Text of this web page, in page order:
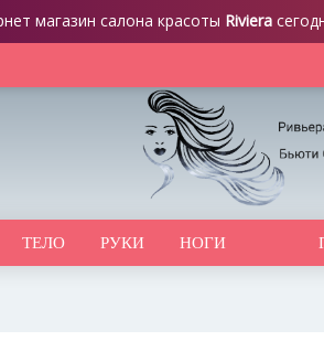
магазин салона красоты Riviera
ТЕЛО РУКИ НОГИ